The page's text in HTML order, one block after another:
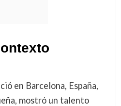
en Barcelona, España,
mostró un talento